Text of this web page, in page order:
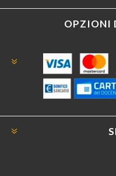
OPZIONI